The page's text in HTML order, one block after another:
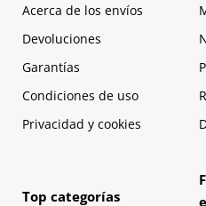
Acerca de los envíos
Devoluciones
Garantías
Condiciones de uso
Privacidad y cookies
Top categorías